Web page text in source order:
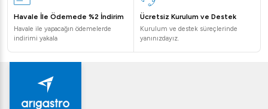
Havale İle Ödemede %2 İndirim
Havale ile yapacağın ödemelerde
indirimi yakala
Ücretsiz Kurulum ve Destek
Kurulum ve destek süreçlerinde
yanınızdayız.